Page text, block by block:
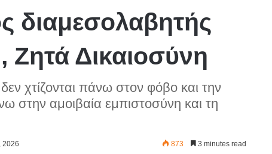
διαμεσολαβητής
Δικαιοσύνη
χτίζονται πάνω στον φόβο και την
στην αμοιβαία εμπιστοσύνη και τη
2026 873 3 minutes read